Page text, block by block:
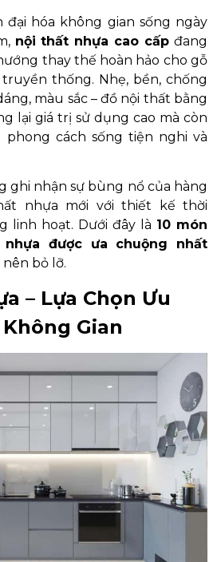
đại hóa không gian sống ngày
nội thất nhựa cao cấp đang
thay thế hoàn hảo cho gỗ
thống. Nhẹ, bền, chống
màu sắc – đồ nội thất bằng
lại giá trị sử dụng cao mà còn
cách sống tiện nghi và
ghi nhận sự bùng nổ của hàng
nhựa mới với thiết kế thời
linh hoạt. Dưới đây là 10 món
được ưa chuộng nhất
bỏ lỡ.
– Lựa Chọn Ưu
Gian